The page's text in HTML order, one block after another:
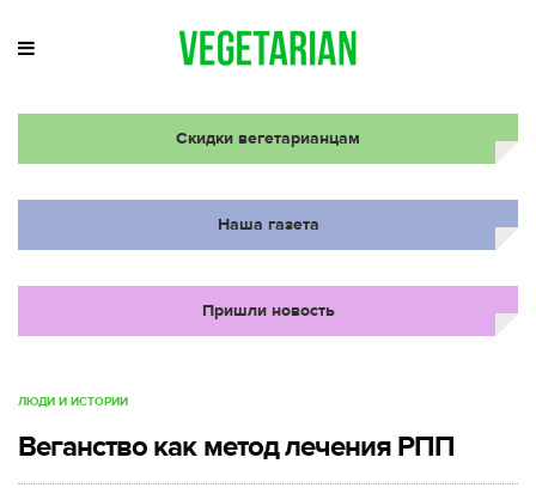
Скидки вегетарианцам
Наша газета
Пришли новость
ЛЮДИ И ИСТОРИИ
Веганство как метод лечения РПП